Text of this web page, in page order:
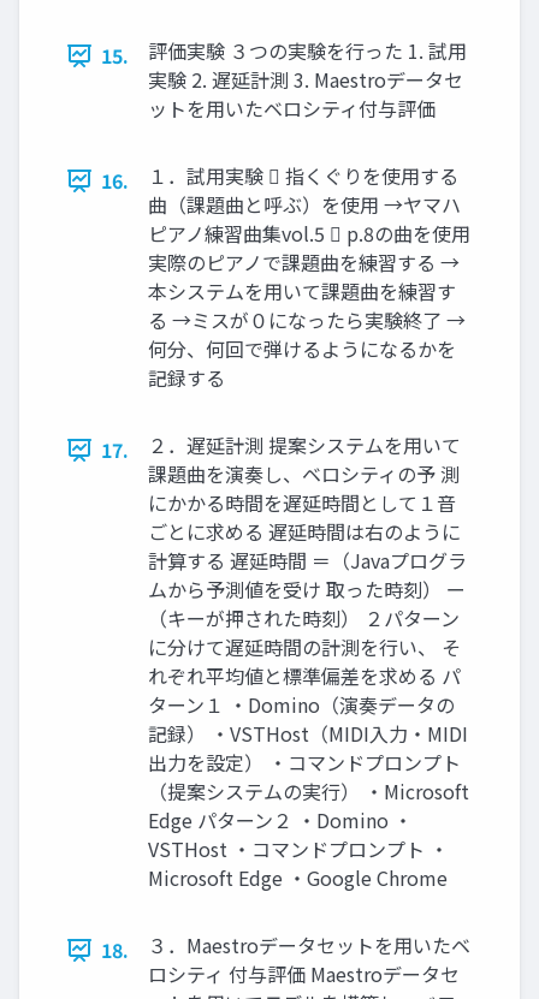
15.
評価実験 ３つの実験を行った 1. 試用
実験 2. 遅延計測 3. Maestroデータセ
ットを用いたベロシティ付与評価
16.
１．試用実験  指くぐりを使用する
曲（課題曲と呼ぶ）を使用 →ヤマハ
ピアノ練習曲集vol.5  p.8の曲を使用
実際のピアノで課題曲を練習する →
本システムを用いて課題曲を練習す
る →ミスが０になったら実験終了 →
何分、何回で弾けるようになるかを
記録する
17.
２．遅延計測 提案システムを用いて
課題曲を演奏し、ベロシティの予 測
にかかる時間を遅延時間として１音
ごとに求める 遅延時間は右のように
計算する 遅延時間 ＝（Javaプログラ
ムから予測値を受け 取った時刻） ー
（キーが押された時刻） ２パターン
に分けて遅延時間の計測を行い、 そ
れぞれ平均値と標準偏差を求める パ
ターン１ ・Domino（演奏データの
記録） ・VSTHost（MIDI入力・MIDI
出力を設定） ・コマンドプロンプト
（提案システムの実行） ・Microsoft
Edge パターン２ ・Domino ・
VSTHost ・コマンドプロンプト ・
Microsoft Edge ・Google Chrome
18.
３．Maestroデータセットを用いたベ
ロシティ 付与評価 Maestroデータセ